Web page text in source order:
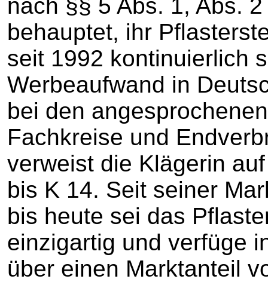
nach §§ 5 Abs. 1, Abs.
behauptet, ihr
seit 1992 kontinuierlich
Werbeaufwand in
bei den
Fachkreise und
verweist die Klägerin
bis K 14. Seit seiner
bis heute sei das
einzigartig und verfüge
über einen Marktanteil